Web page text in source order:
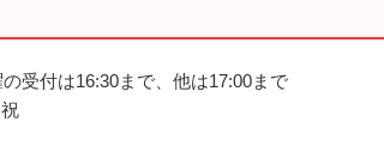
の受付は16:30まで、他は17:00まで